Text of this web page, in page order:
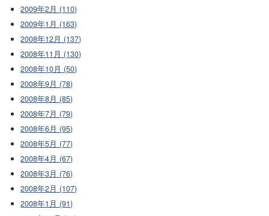
2009年2月 (110)
2009年1月 (163)
2008年12月 (137)
2008年11月 (130)
2008年10月 (50)
2008年9月 (78)
2008年8月 (85)
2008年7月 (79)
2008年6月 (95)
2008年5月 (77)
2008年4月 (67)
2008年3月 (76)
2008年2月 (107)
2008年1月 (91)